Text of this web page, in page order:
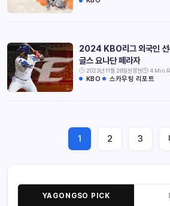
2024 KBO리그 외국인 선
글스 요나단 페라자
2023년 11월 28일원정현 4 Min
KBO 스카우팅 리포트
1 2 3
YAGONGSO PICK